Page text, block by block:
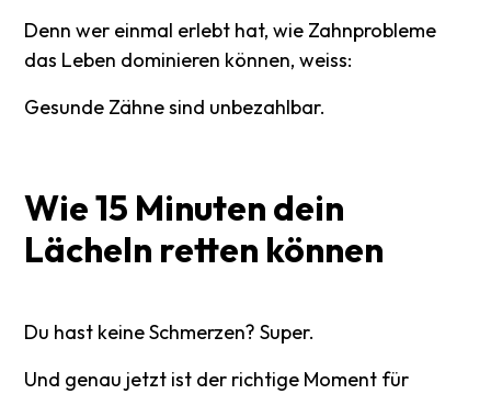
Denn wer einmal erlebt hat, wie Zahnprobleme
das Leben dominieren können, weiss:
Gesunde Zähne sind unbezahlbar.
Wie15 Minuten dein
Lächeln retten können
Du hast keine Schmerzen? Super.
Und genau jetzt ist der richtige Moment für